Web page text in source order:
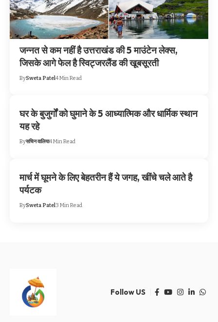
जन्नत से कम नहीं है उत्तराखंड की 5 माउंटेन लेक्स,
जिसके आगे फेल है स्विट्जरलैंड की खूबसूरती
BySweta Patel4 Min Read
घर के बुजुर्गों को घुमाने के 5 आध्यात्मिक और धार्मिक स्थान
यह रहे
Byसचिन वालिया4 Min Read
मार्च में घूमने के लिए बेहतरीन हैं ये जगह, खींचे चले आते है
पर्यटक
BySweta Patel3 Min Read
Follow US